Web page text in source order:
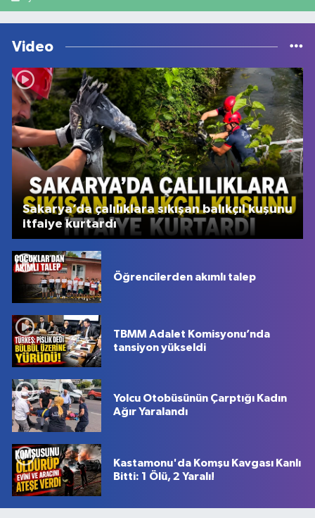
Video
Sakarya’da çalılıklara sıkışan balıkçıl kuşunu
itfaiye kurtardı
Öğrencilerden akımlı talep
TBMM Adalet Komisyonu’nda
tansiyon yükseldi
Yolcu Otobüsünün Çarptığı Kadın
Ağır Yaralandı
Kastamonu'da Komşu Kavgası Kanlı
Bitti: 1 Ölü, 2 Yaralı!